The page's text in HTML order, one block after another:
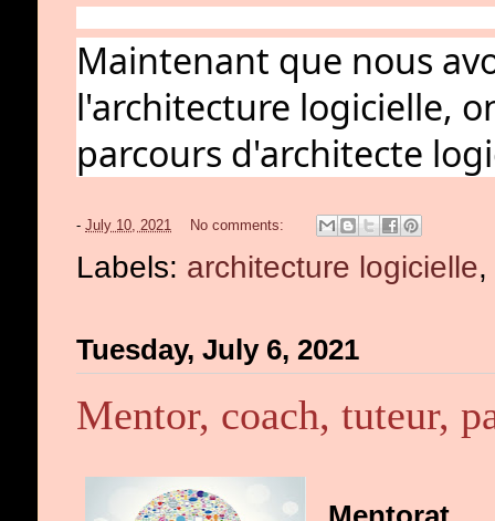
Maintenant que nous
l'architecture logicielle,
parcours d'architecte
- July 10, 2021 No comments:
Labels: architecture logicielle,
Tuesday, July 6, 2021
Mentor, coach, tuteur,